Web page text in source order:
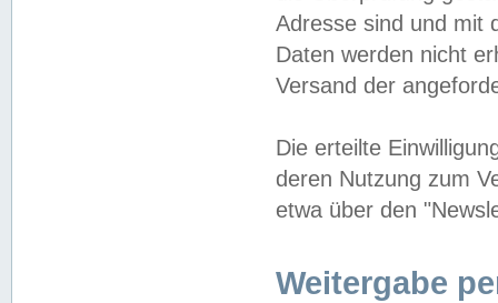
Adresse sind und mit
Daten werden nicht
Versand der
Die erteilte
deren Nutzung zum
etwa über den
Weitergabe